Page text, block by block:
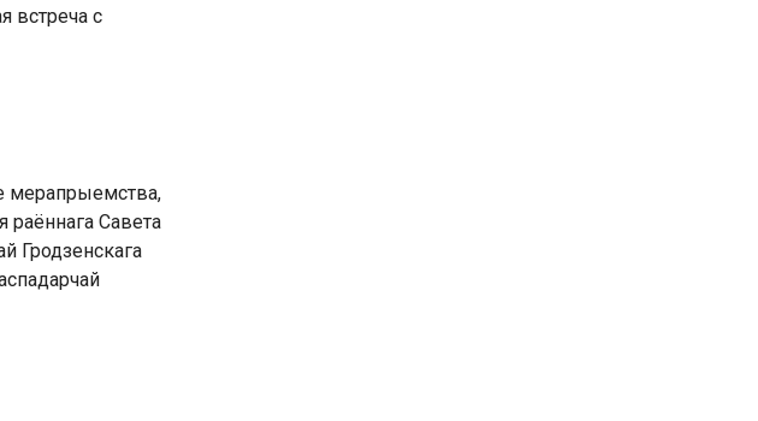
встреча с
мерапрыемства,
Савета
Гродзенскага